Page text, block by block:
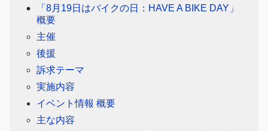
「8月19日はバイクの日：HAVE A BIKE DAY」
概要
主催
後援
訴求テーマ
実施内容
イベント情報 概要
主な内容